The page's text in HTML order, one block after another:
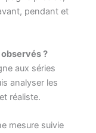
pendant et
?
aux séries
analyser les
réaliste.
mesure suivie